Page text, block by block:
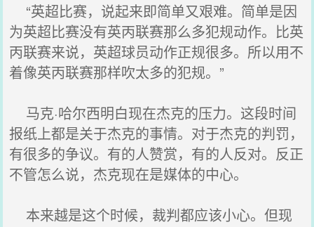
“英超比赛，说起来即简单又艰难。简单是因
为英超比赛没有英丙联赛那么多犯规动作。比英
丙联赛来说，英超球员动作正规很多。所以用不
着像英丙联赛那样吹太多的犯规。”
马克·哈尔西明白现在杰克的压力。这段时间
报纸上都是关于杰克的事情。对于杰克的判罚，
有很多的争议。有的人赞赏，有的人反对。反正
不管怎么说，杰克现在是媒体的中心。
本来越是这个时候，裁判都应该小心。但现